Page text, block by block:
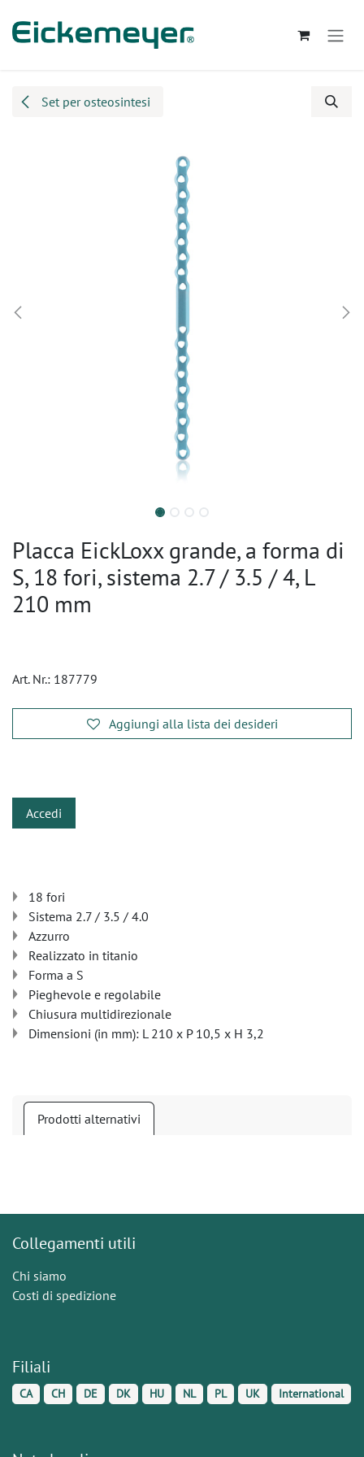
Set per osteosintesi
Placca EickLoxx grande, a forma di
S, 18 fori, sistema 2.7 / 3.5 / 4, L
210 mm
Art. Nr.: 187779
Aggiungi alla lista dei desideri
Accedi
18 fori
Sistema 2.7 / 3.5 / 4.0
Azzurro
Realizzato in titanio
Forma a S
Pieghevole e regolabile
Chiusura multidirezionale
Dimensioni (in mm): L 210 x P 10,5 x H 3,2
Prodotti alternativi
Collegamenti utili
Chi siamo
Costi di spedizione
Filiali
CA CH DE DK HU NL PL UK International